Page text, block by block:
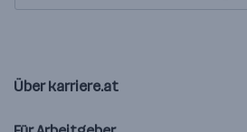
Über karriere.at